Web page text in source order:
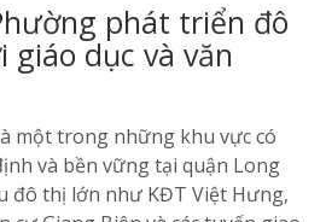
phát triển đô
giáo dục và văn
một trong những khu vực có
và bền vững tại quận Long
đô thị lớn như KĐT Việt Hưng,